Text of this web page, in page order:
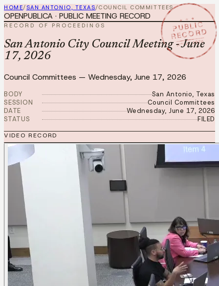
HOME/SAN ANTONIO, TEXAS/COUNCIL COMMITTEES
★ ★ ★
PUBLIC
RECORD
JUN 17 2026
OPENPUBLICA · PUBLIC MEETING RECORD
RECORD OF PROCEEDINGS
San Antonio City Council Meeting - June
17, 2026
Council Committees — Wednesday, June 17, 2026
BODY
San Antonio, Texas
SESSION
Council Committees
DATE
Wednesday, June 17, 2026
STATUS
FILED
VIDEO RECORD